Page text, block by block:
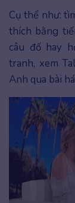
Cụ thể như:
thích bằng
câu đố hay
tranh, xem
Anh qua bài